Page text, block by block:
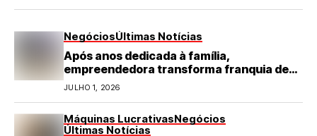
NegóciosÚltimas Notícias
Após anos dedicada à família,
empreendedora transforma franquia de
turismo em negócio de destaque no RN
JULHO 1, 2026
Máquinas LucrativasNegócios
Últimas Notícias